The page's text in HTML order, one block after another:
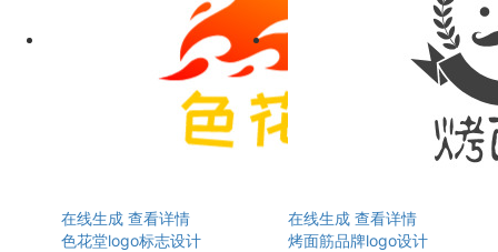
在线生成 查看详情
色花堂logo标志设计
在线生成 查看详情
烤面筋品牌logo设计